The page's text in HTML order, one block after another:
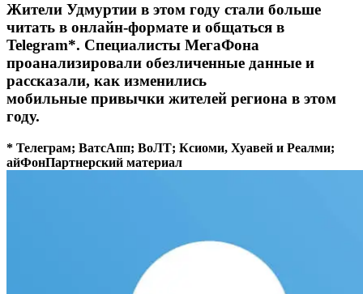
Жители Удмуртии в этом году стали больше
читать в онлайн-формате и общаться в
Telegram*. Специалисты МегаФона
проанализировали обезличенные данные и
рассказали, как изменились
мобильные привычки жителей региона в этом
году.
* Телеграм; ВатсАпп; ВоЛТ; Ксиоми, Хуавей и Реалми;
айФонПартнерский материал